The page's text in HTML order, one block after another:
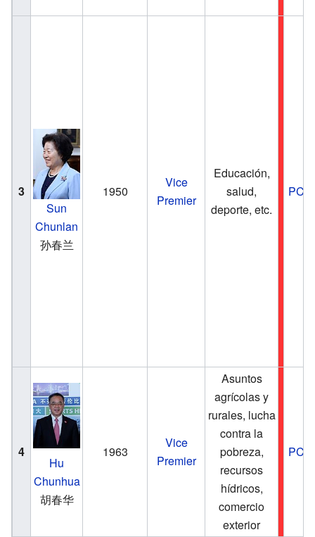
3
Sun
Chunlan
孙春兰
1950
Vice
Premier
Educación,
salud,
deporte, etc.
4
Hu
Chunhua
胡春华
1963
Vice
Premier
Asuntos
agrícolas y
rurales, lucha
contra la
pobreza,
recursos
hídricos,
comercio
exterior